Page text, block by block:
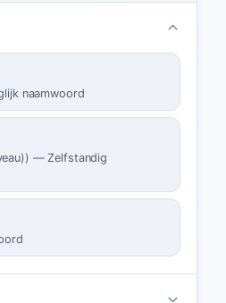
naamwoord
) —Zelfstandig